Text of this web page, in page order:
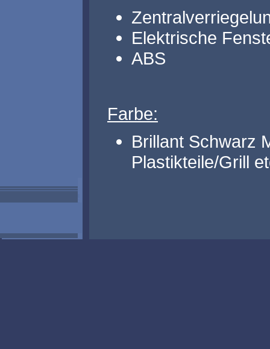
Elektrische
ABS
Farbe:
Brillant Schwarz
Plastikteile/Grill